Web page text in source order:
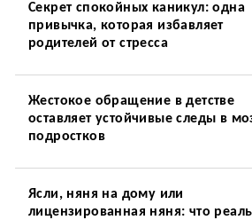
Секрет спокойных каникул: одна
привычка, которая избавляет
родителей от стресса
Жестокое обращение в детстве
оставляет устойчивые следы в
подростков
Ясли, няня на дому или
лицензированная няня: что